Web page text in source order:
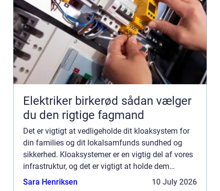
Elektriker birkerød sådan vælger
du den rigtige fagmand
Det er vigtigt at vedligeholde dit kloaksystem for
din families og dit lokalsamfunds sundhed og
sikkerhed. Kloaksystemer er en vigtig del af vores
infrastruktur, og det er vigtigt at holde dem
velfungerende. Et korrekt fungerende kloaksystem
Sara Henriksen 10 July 2026